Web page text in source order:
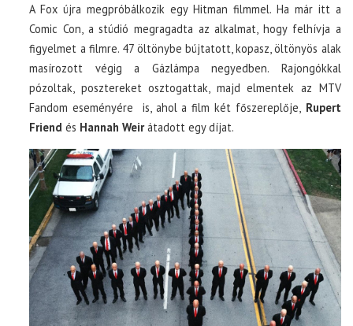
A Fox újra megpróbálkozik egy Hitman filmmel. Ha már itt a
Comic Con, a stúdió megragadta az alkalmat, hogy felhívja a
figyelmet a filmre. 47 öltönybe bújtatott, kopasz, öltönyös alak
masírozott végig a Gázlámpa negyedben. Rajongókkal
pózoltak, posztereket osztogattak, majd elmentek az MTV
Fandom eseményére is, ahol a film két főszereplője,Rupert
Friend és Hannah Weirátadott egy díjat.